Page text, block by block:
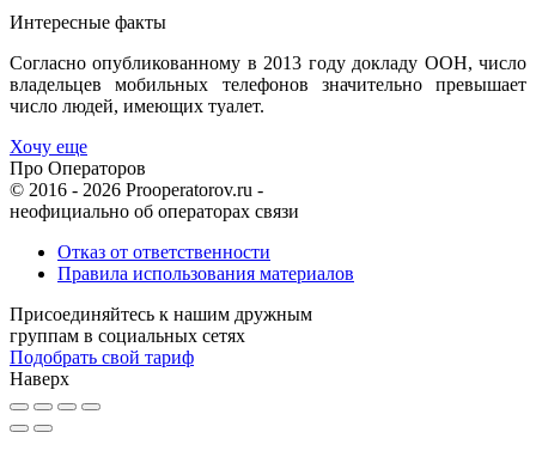
Интересные факты
Согласно опубликованному в 2013 году докладу ООН, число
владельцев мобильных телефонов значительно превышает
число людей, имеющих туалет.
Хочу еще
Про Операторов
© 2016 - 2026 Prooperatorov.ru -
неофициально об операторах связи
Отказ от ответственности
Правила использования материалов
Присоединяйтесь к нашим дружным
группам в социальных сетях
Подобрать свой тариф
Наверх